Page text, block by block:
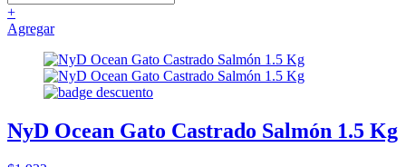
+
Agregar
NyD Ocean Gato Castrado Salmón 1.5 Kg